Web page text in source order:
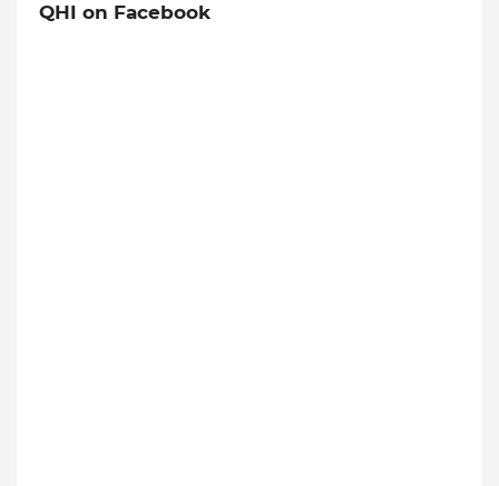
QHI on Facebook